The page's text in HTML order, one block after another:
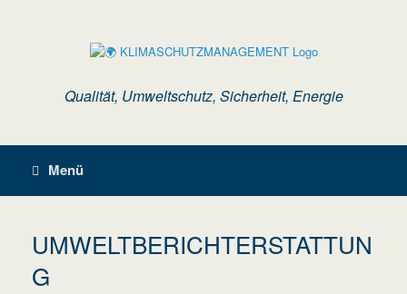
Qualität, Umweltschutz, Sicherheit, Energie
Menü
UMWELTBERICHTERSTATTUN
G